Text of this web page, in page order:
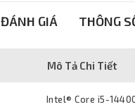
ĐÁNH GIÁ THÔNG
Mô Tả Chi Tiết
Intel® Core i5-